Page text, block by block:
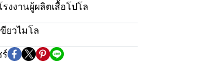
งงานผู้ผลิตเสื้อโปโล
ขียวไมโล